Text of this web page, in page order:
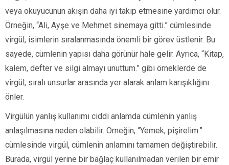
veya okuyucunun akışın daha iyi takip etmesine yardımcı olur.
Örneğin, “Ali, Ayşe ve Mehmet sinemaya gitti.” cümlesinde
virgül, isimlerin sıralanmasında önemli bir görev üstlenir. Bu
sayede, cümlenin yapısı daha görünür hale gelir. Ayrıca, “Kitap,
kalem, defter ve silgi almayı unuttum.” gibi örneklerde de
virgül, sıralı unsurlar arasında yer alarak anlam karışıklığını
önler.
Virgülün yanlış kullanımı ciddi anlamda cümlenin yanlış
anlaşılmasına neden olabilir. Örneğin, “Yemek, pişirelim.”
cümlesinde virgül, cümlenin anlamını tamamen değiştirebilir.
Burada, virgül yerine bir bağlaç kullanılmadan verilen bir emir